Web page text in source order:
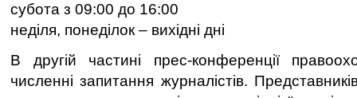
субота з 09:00 до 16:00
неділя, понеділок – вихідні дні
В другій частині прес-конференції
численні запитання журналістів.